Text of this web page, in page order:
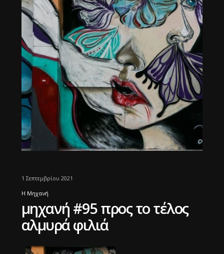
1 Σεπτεμβρίου 2021
Η Μηχανή
μηχανή #95 προς το τέλος
αλμυρά φιλιά